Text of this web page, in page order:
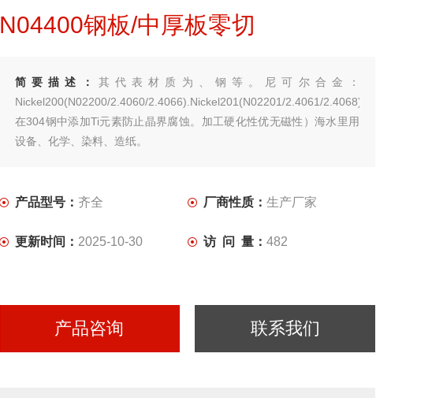
N04400钢板/中厚板零切
简要描述： 其代表材质为、钢等。尼可尔合金：
Nickel200(N02200/2.4060/2.4066).Nickel201(N02201/2.4061/2.4068)
在304钢中添加Ti元素防止晶界腐蚀。加工硬化性优无磁性）海水里用
设备、化学、染料、造纸。
产品型号： 齐全 厂商性质： 生产厂家
更新时间： 2025-10-30 访 问 量： 482
产品咨询 联系我们